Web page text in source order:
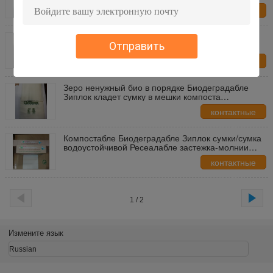
Отправить
Напечатанный Зиплок дружелюбного
Биодеградабле завода земли многоразовый
кладет таможню в мешки компоста
данные
Зеро ненужный био в порядке Биодеградабле
Зиплок кладет сумку в мешки компоста
контактные
Компостабле Биодеградабле Зиплок сумки/сумка
водоустойчивой Ресеалабле застежка-молнии
контактные
1 / 2
Измените язык
Russian